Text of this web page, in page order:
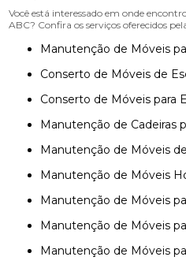
Você está interessado em onde
ABC? Confira os serviços oferecidos
Manutenção de Móveis
Conserto de Móveis de
Conserto de Móveis para
Manutenção de Cadeiras
Manutenção de Móveis
Manutenção de Móveis
Manutenção de Móveis
Manutenção de Móveis
Manutenção de Móveis